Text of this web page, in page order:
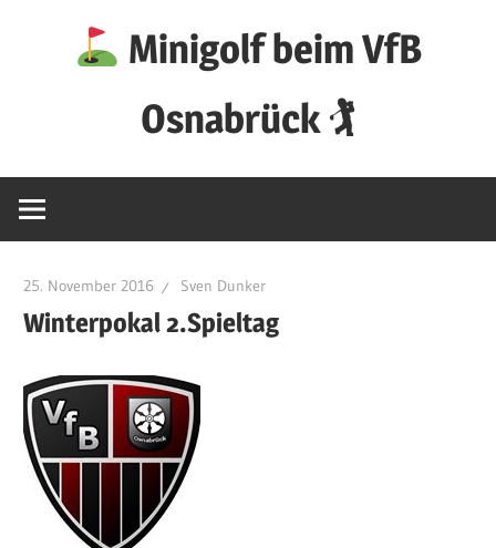
Minigolf beim VfB
Osnabrück 🏌
25. November 2016 Sven Dunker
Winterpokal 2.Spieltag